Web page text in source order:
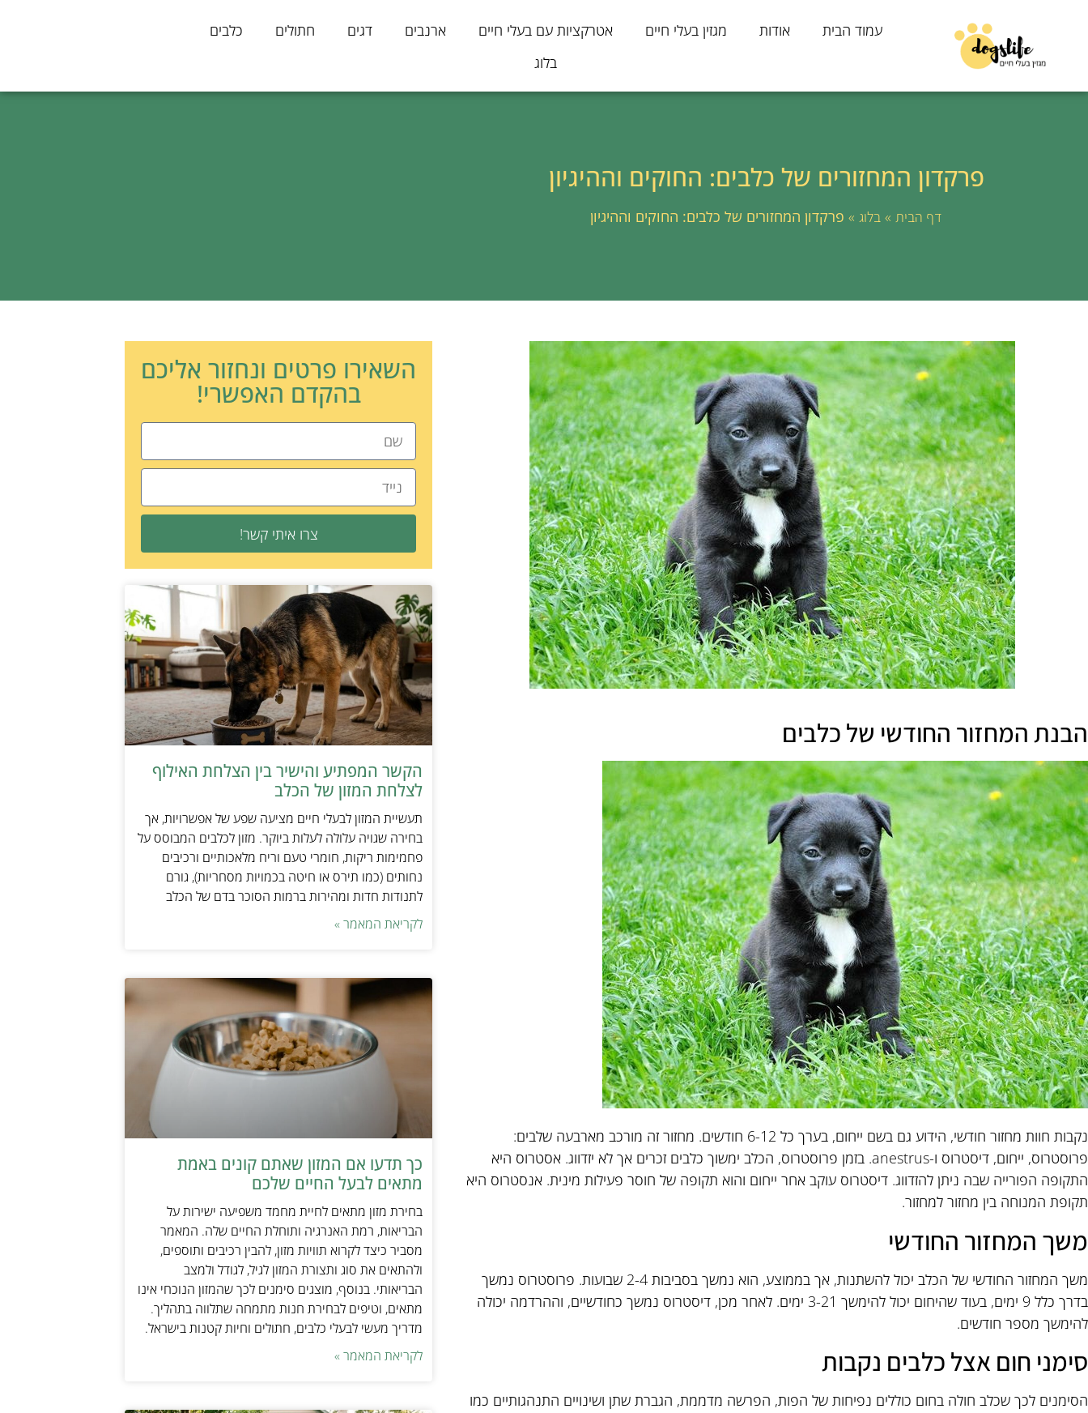
עמוד הבית אודות מגזין בעלי חיים אטרקציות עם בעלי חיים ארנבים דגים חתולים
כלבים
בלוג
פרקדון המחזורים של כלבים: החוקים וההיגיון
דף הבית » בלוג » פרקדון המחזורים של כלבים: החוקים וההיגיון
הבנת המחזור החודשי של כלבים
נקבות חוות מחזור חודשי, הידוע גם בשם ייחום, בערך כל 6-12 חודשים. מחזור זה מורכב מארבעה שלבים:
פרוסטרוס, ייחום, דיסטרוס ו-anestrus. בזמן פרוסטרוס, הכלב ימשוך כלבים זכרים אך לא יזדווג. אסטרוס היא
התקופה הפורייה שבה ניתן להזדווג. דיסטרוס עוקב אחר ייחום והוא תקופה של חוסר פעילות מינית. אנסטרוס היא
תקופת המנוחה בין מחזור למחזור.
משך המחזור החודשי
משך המחזור החודשי של הכלב יכול להשתנות, אך בממוצע, הוא נמשך בסביבות 2-4 שבועות. פרוסטרוס נמשך
בדרך כלל 9 ימים, בעוד שהיחום יכול להימשך 3-21 ימים. לאחר מכן, דיסטרוס נמשך כחודשיים, וההרדמה יכולה
להימשך מספר חודשים.
סימני חום אצל כלבים נקבות
הסימנים לכך שכלב חולה בחום כוללים נפיחות של הפות, הפרשה מדממת, הגברת שתן ושינויים התנהגותיים כמו
השאירו פרטים ונחזור אליכם
בהקדם האפשרי!
צרו איתי קשר!
הקשר המפתיע והישיר בין הצלחת האילוף
לצלחת המזון של הכלב
תעשיית המזון לבעלי חיים מציעה שפע של אפשרויות, אך
בחירה שגויה עלולה לעלות ביוקר. מזון לכלבים המבוסס על
פחמימות ריקות, חומרי טעם וריח מלאכותיים ורכיבים
נחותים (כמו תירס או חיטה בכמויות מסחריות), גורם
לתנודות חדות ומהירות ברמות הסוכר בדם של הכלב
לקריאת המאמר »
כך תדעו אם המזון שאתם קונים באמת
מתאים לבעל החיים שלכם
בחירת מזון מתאים לחיית מחמד משפיעה ישירות על
הבריאות, רמת האנרגיה ותוחלת החיים שלה. המאמר
מסביר כיצד לקרוא תוויות מזון, להבין רכיבים ותוספים,
ולהתאים את סוג ותצורת המזון לגיל, לגודל ולמצב
הבריאותי. בנוסף, מוצגים סימנים לכך שהמזון הנוכחי אינו
מתאים, וטיפים לבחירת חנות מתמחה שתלווה בתהליך.
מדריך מעשי לבעלי כלבים, חתולים וחיות קטנות בישראל.
לקריאת המאמר »